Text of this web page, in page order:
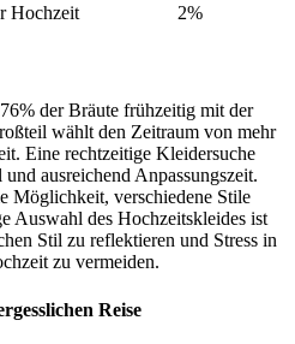
Hochzeit
2%
der Bräute frühzeitig mit der
wählt den Zeitraum von mehr
Eine rechtzeitige Kleidersuche
ausreichend Anpassungszeit.
Möglichkeit, verschiedene Stile
Auswahl des Hochzeitskleides ist
Stil zu reflektieren und Stress in
zu vermeiden.
Reise